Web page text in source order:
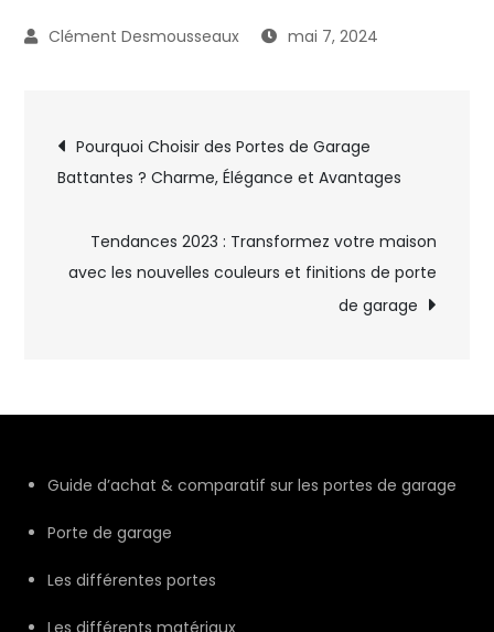
mai 7, 2024
Navigation
de
l’article
Pourquoi Choisir des Portes de Garage
Battantes ? Charme, Élégance et Avantages
Tendances 2023 : Transformez votre maison
avec les nouvelles couleurs et finitions de porte
de garage
Guide d’achat & comparatif sur les portes de garage
Porte de garage
Les différentes portes
Les différents matériaux